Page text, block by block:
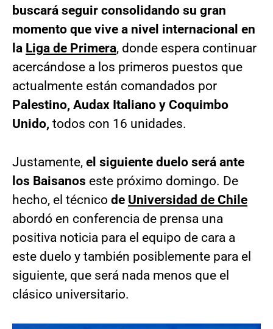
buscará seguir consolidando su gran
momento que vive a nivel internacional en
la Liga de Primera, donde espera continuar
acercándose a los primeros puestos que
actualmente están comandados por
Palestino, Audax Italiano y Coquimbo
Unido, todos con 16 unidades.
Justamente, el siguiente duelo será ante
los Baisanos este próximo domingo. De
hecho, el técnico de Universidad de Chile
abordó en conferencia de prensa una
positiva noticia para el equipo de cara a
este duelo y también posiblemente para el
siguiente, que será nada menos que el
clásico universitario.